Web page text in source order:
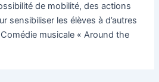
de mobilité, des actions
sensibiliser les élèves à d’autres
musicale « Around the